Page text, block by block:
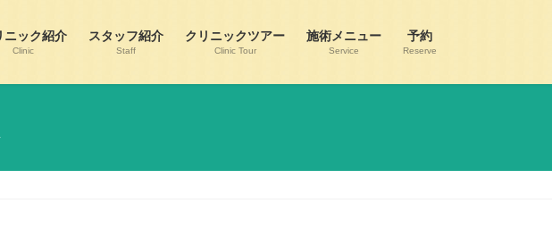
ニック紹介
Clinic
スタッフ紹介
Staff
クリニックツアー
Clinic Tour
施術メニュー
Service
予約
Reserve